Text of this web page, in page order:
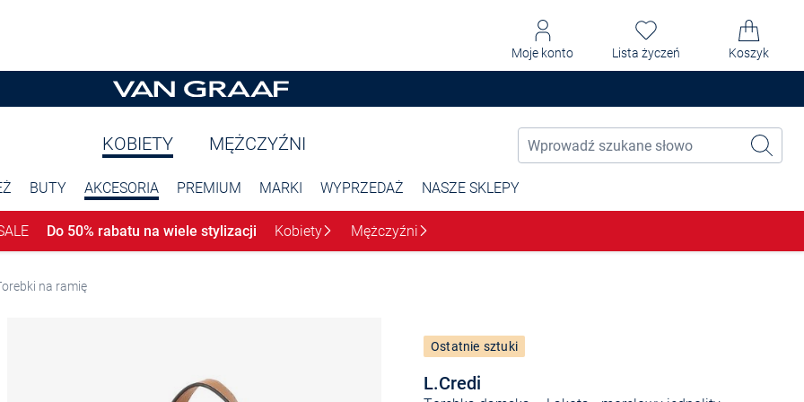
Moje konto Lista życzeń Koszyk
KOBIETY MĘŻCZYŹNI
BUTY AKCESORIA PREMIUM MARKI WYPRZEDAŻ NASZE SKLEPY
Do 50% rabatu na wiele stylizacji Kobiety Mężczyźni
na ramię
L.Credi
Ostatnie sztuki